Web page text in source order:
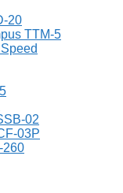
20
TTM-5
02
03P
260